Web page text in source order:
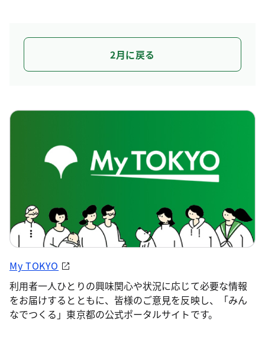
2月に戻る
My TOKYO
利用者一人ひとりの興味関心や状況に応じて必要な情報
をお届けするとともに、皆様のご意見を反映し、「みん
なでつくる」東京都の公式ポータルサイトです。